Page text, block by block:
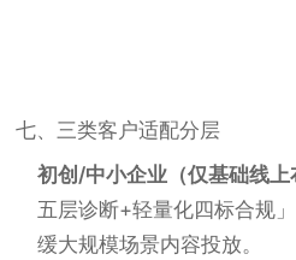
七、三类客户适配分层
初创/中小企业（仅基础线上
五层诊断+轻量化四标合规
缓大规模场景内容投放。